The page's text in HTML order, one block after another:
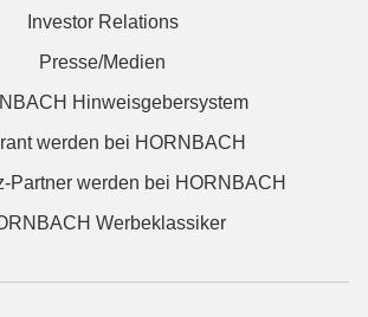
Investor Relations
Presse/Medien
Hinweisgebersystem
werden bei HORNBACH
Partner werden bei HORNBACH
Werbeklassiker